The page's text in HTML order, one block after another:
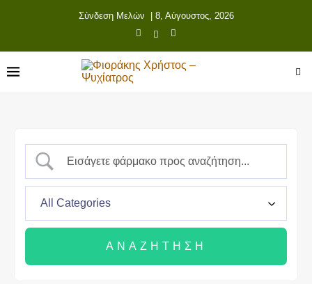
Σύνδεση Μελών | 8, Αύγουστος, 2026